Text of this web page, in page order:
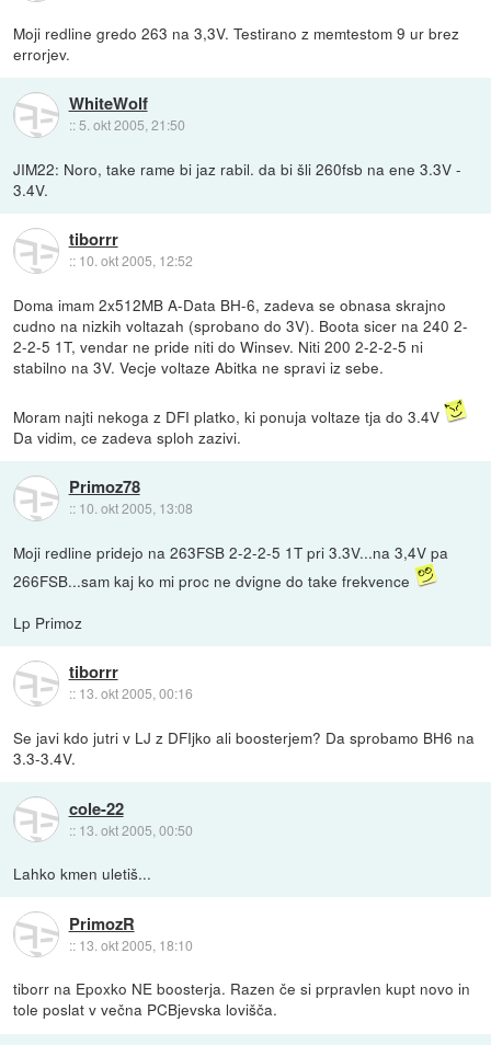
Moji redline gredo 263 na 3,3V. Testirano z memtestom 9 ur brez
errorjev.
WhiteWolf
:: 5. okt 2005, 21:50
JIM22: Noro, take rame bi jaz rabil. da bi šli 260fsb na ene 3.3V -
3.4V.
tiborrr
:: 10. okt 2005, 12:52
Doma imam 2x512MB A-Data BH-6, zadeva se obnasa skrajno
cudno na nizkih voltazah (sprobano do 3V). Boota sicer na 240 2-
2-2-5 1T, vendar ne pride niti do Winsev. Niti 200 2-2-2-5 ni
stabilno na 3V. Vecje voltaze Abitka ne spravi iz sebe.
Moram najti nekoga z DFI platko, ki ponuja voltaze tja do 3.4V
Da vidim, ce zadeva sploh zazivi.
Primoz78
:: 10. okt 2005, 13:08
Moji redline pridejo na 263FSB 2-2-2-5 1T pri 3.3V...na 3,4V pa
266FSB...sam kaj ko mi proc ne dvigne do take frekvence
Lp Primoz
tiborrr
:: 13. okt 2005, 00:16
Se javi kdo jutri v LJ z DFIjko ali boosterjem? Da sprobamo BH6 na
3.3-3.4V.
cole-22
:: 13. okt 2005, 00:50
Lahko kmen uletiš...
PrimozR
:: 13. okt 2005, 18:10
tiborr na Epoxko NE boosterja. Razen če si prpravlen kupt novo in
tole poslat v večna PCBjevska lovišča.